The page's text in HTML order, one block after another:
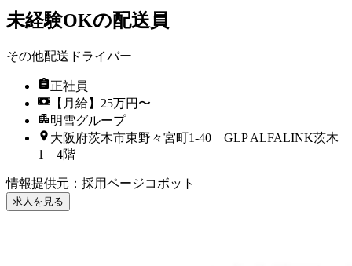
未経験OKの配送員
その他配送ドライバー
正社員
【月給】25万円〜
明雪グループ
大阪府茨木市東野々宮町1-40 GLP ALFALINK茨木
1 4階
情報提供元 ： 採用ページコボット
求人を見る